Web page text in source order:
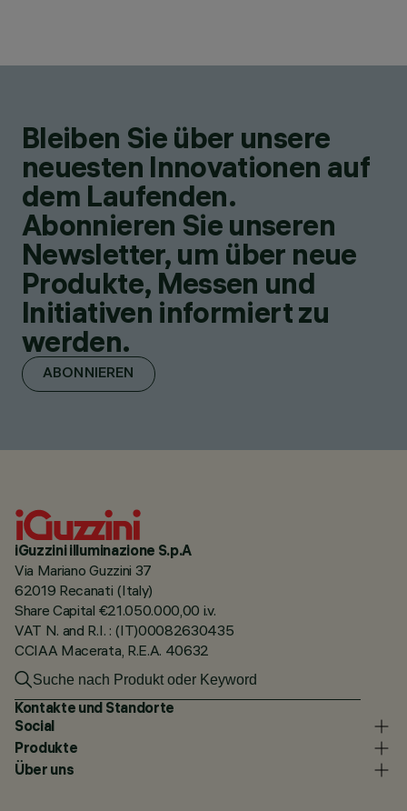
Bleiben Sie über unsere
neuesten Innovationen auf
dem Laufenden.
Abonnieren Sie unseren
Newsletter, um über neue
Produkte, Messen und
Initiativen informiert zu
werden.
ABONNIEREN
iGuzzini illuminazione S.p.A
Via Mariano Guzzini 37
62019 Recanati (Italy)
Share Capital €21.050.000,00 i.v.
VAT N. and R.I. : (IT)00082630435
CCIAA Macerata, R.E.A. 40632
Kontakte und Standorte
Social
Produkte
Über uns